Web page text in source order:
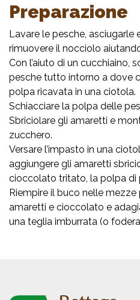
Preparazione
Lavare le pesche, asciugarle
rimuovere il nocciolo
Con l’aiuto di un cucchiaino,
pesche tutto intorno a dove
polpa ricavata in una ciotola.
Schiacciare la polpa delle
Sbriciolare gli amaretti e
zucchero.
Versare l’impasto in una
aggiungere gli amaretti
cioccolato tritato, la polpa di
Riempire il buco nelle
amaretti e cioccolato e
una teglia imburrata (o